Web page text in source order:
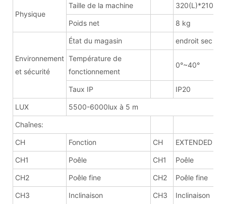
Physique
Taille de la machine
Poids net 8 kg
Environnement
et sécurité
État du magasin endroit sec et
Température de
fonctionnement
0°~40°
Taux IP IP20
LUX 5500-6000lux à 5 m
Chaînes:
CH Fonction CH EXTENDED
CH1 Poêle CH1 Poêle
CH2 Poêle fine CH2 Poêle fine
CH3 Inclinaison CH3 Inclinaison